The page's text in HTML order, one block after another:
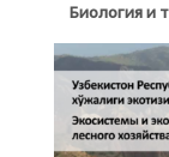
Биология и